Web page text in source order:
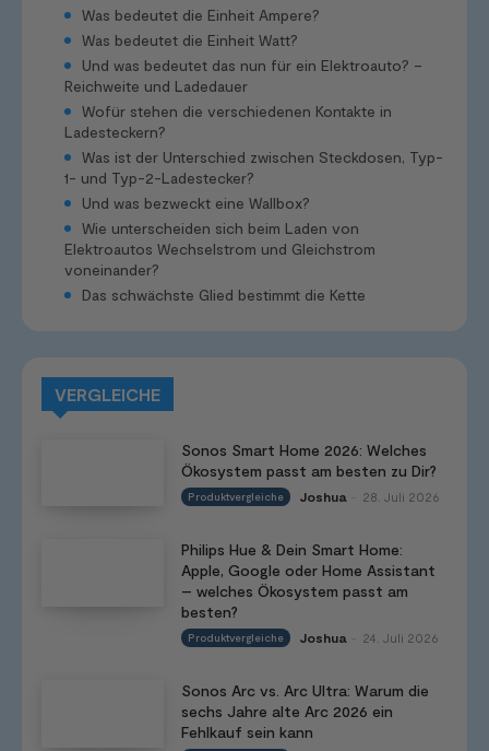
Was bedeutet die Einheit Ampere?
Was bedeutet die Einheit Watt?
Und was bedeutet das nun für ein Elektroauto? –
Reichweite und Ladedauer
Wofür stehen die verschiedenen Kontakte in
Ladesteckern?
Was ist der Unterschied zwischen Steckdosen, Typ-
1- und Typ-2-Ladestecker?
Und was bezweckt eine Wallbox?
Wie unterscheiden sich beim Laden von
Elektroautos Wechselstrom und Gleichstrom
voneinander?
Das schwächste Glied bestimmt die Kette
VERGLEICHE
Sonos Smart Home 2026: Welches
Ökosystem passt am besten zu Dir?
Produktvergleiche Joshua 28. Juli 2026
Philips Hue & Dein Smart Home:
Apple, Google oder Home Assistant
– welches Ökosystem passt am
besten?
Produktvergleiche Joshua 24. Juli 2026
Sonos Arc vs. Arc Ultra: Warum die
sechs Jahre alte Arc 2026 ein
Fehlkauf sein kann